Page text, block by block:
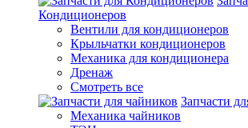
Кондиционеров
Вентили для кондиционеров
Крыльчатки кондиционеров
Механика для кондиционера
Дренаж
Смотреть все
Запчасти
Механика чайников